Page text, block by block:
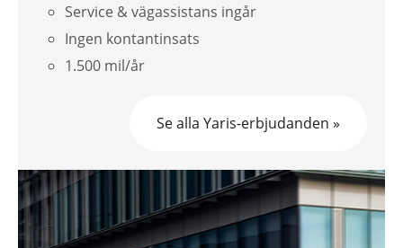
Service & vägassistans ingår
Ingen kontantinsats
1.500 mil/år
Se alla Yaris-erbjudanden »